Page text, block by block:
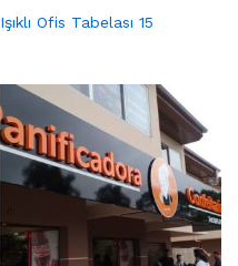
Işıklı Ofis Tabelası 15